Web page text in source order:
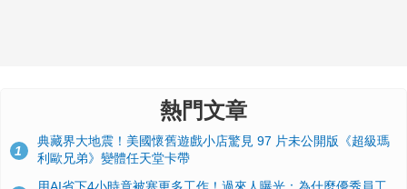
熱門文章
1
典藏界大地震！美國懷舊遊戲小店驚見 97 片未公開版《超級瑪
利歐兄弟》變體任天堂卡帶
用AI省下4小時竟被塞更多工作！過來人曝光：為什麼優秀員工